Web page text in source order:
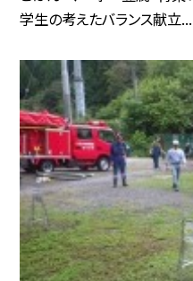
学生の考えたバランス献立...